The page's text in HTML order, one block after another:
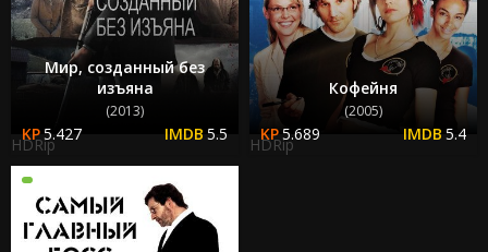
Мир, созданный без
изъяна
(2013)
5.427 5.5
HDRip
Кофейня
(2005)
5.689 5.4
HDRip